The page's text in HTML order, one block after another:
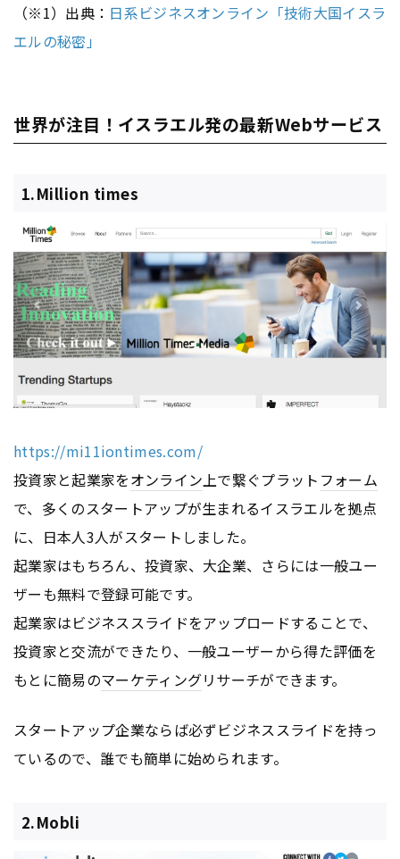
（※1）出典： 日系ビジネスオンライン「技術大国イスラ
エルの秘密」
世界が注目！イスラエル発の最新Webサービス
1.Million times
https://mi11iontimes.com/
投資家と起業家をオンライン 上で繋ぐプラット フォーム
で、多くのスタートアップが生まれるイスラエルを拠点
に、日本人3人がスタートしました。
起業家はもちろん、投資家、大企業、さらには一般ユー
ザーも無料で登録可能です。
起業家はビジネススライドをアップロードすることで、
投資家と交流ができたり、一般ユーザーから得た評価を
もとに簡易のマーケティングリサーチができます。
スタートアップ企業ならば必ずビジネススライドを持っ
ているので、誰でも簡単に始められます。
2.Mobli